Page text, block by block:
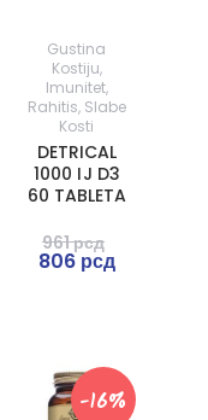
Gustina
Kostiju,
Imunitet,
Rahitis, Slabe
Kosti
DETRICAL
1000 IJ D3
60 TABLETA
961рсд
806рсд
-16%